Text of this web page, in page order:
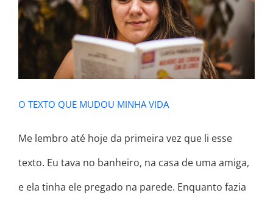
O TEXTO QUE MUDOU MINHA VIDA
O TEXTO QUE MUDOU MINHA VIDA
Me lembro até hoje da primeira vez que li esse
texto. Eu tava no banheiro, na casa de uma amiga,
e ela tinha ele pregado na parede. Enquanto fazia